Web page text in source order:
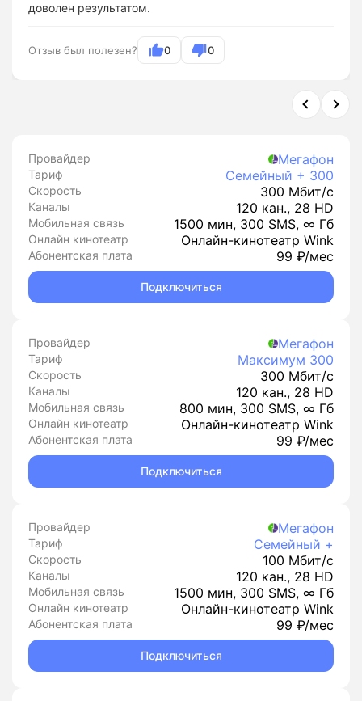
доволен результатом.
Отзыв был полезен? 0 0
Провайдер Мегафон
Тариф Семейный + 300
Скорость 300 Мбит/с
Каналы 120 кан., 28 HD
Мобильная связь 1500 мин, 300 SMS, ∞ Гб
Онлайн кинотеатр Онлайн-кинотеатр Wink
Абонентская плата 99 ₽/мес
Подключиться
Провайдер Мегафон
Тариф Максимум 300
Скорость 300 Мбит/с
Каналы 120 кан., 28 HD
Мобильная связь 800 мин, 300 SMS, ∞ Гб
Онлайн кинотеатр Онлайн-кинотеатр Wink
Абонентская плата 99 ₽/мес
Подключиться
Провайдер Мегафон
Тариф Семейный +
Скорость 100 Мбит/с
Каналы 120 кан., 28 HD
Мобильная связь 1500 мин, 300 SMS, ∞ Гб
Онлайн кинотеатр Онлайн-кинотеатр Wink
Абонентская плата 99 ₽/мес
Подключиться